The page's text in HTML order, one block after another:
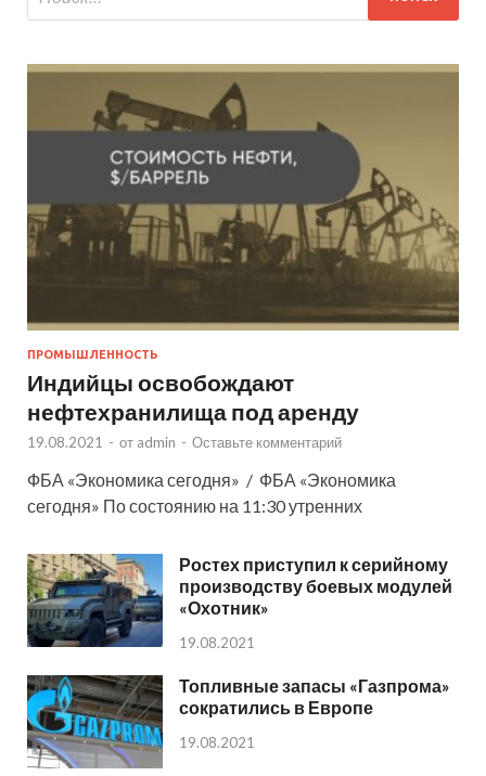
ПРОМЫШЛЕННОСТЬ
Индийцы освобождают
нефтехранилища под аренду
19.08.2021 - от admin - Оставьте комментарий
ФБА «Экономика сегодня» / ФБА «Экономика
сегодня» По состоянию на 11:30 утренних
Ростех приступил к серийному
производству боевых модулей
«Охотник»
19.08.2021
Топливные запасы «Газпрома»
сократились в Европе
19.08.2021